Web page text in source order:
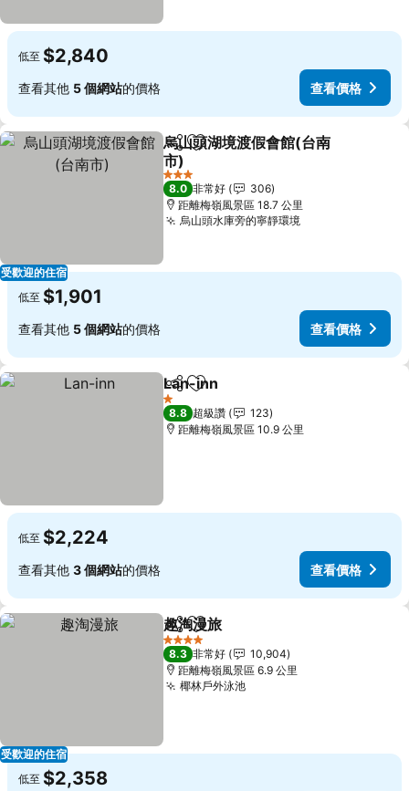
低至 $2,840
查看其他 5 個網站的價格 查看價格
受歡迎的住宿
分享 加入我的最愛
烏山頭湖境渡假會館(台南
市)
3 星級
8.0 非常好
306
距離梅嶺風景區 18.7 公里
烏山頭水庫旁的寧靜環境
低至 $1,901
查看其他 5 個網站的價格 查看價格
分享 加入我的最愛
Lan-inn
1 星級
8.8 超級讚
123
距離梅嶺風景區 10.9 公里
低至 $2,224
查看其他 3 個網站的價格 查看價格
受歡迎的住宿
分享 加入我的最愛
趣淘漫旅
4 星級
8.3 非常好
10,904
距離梅嶺風景區 6.9 公里
椰林戶外泳池
低至 $2,358